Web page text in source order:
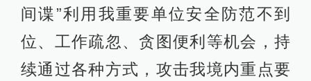
间谍”利用我重要单位安全防范不到
位、工作疏忽、贪图便利等机会，持
续通过各种方式，攻击我境内重点要